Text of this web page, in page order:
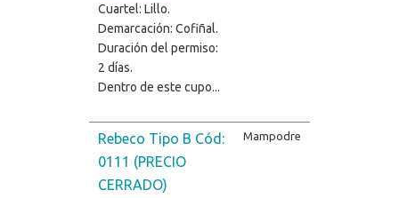
Cuartel: Lillo.
Demarcación: Cofiñal.
Duración del permiso:
2 días.
Dentro de este cupo...
Rebeco Tipo B Cód:
0111 (PRECIO
CERRADO)
Mampodre